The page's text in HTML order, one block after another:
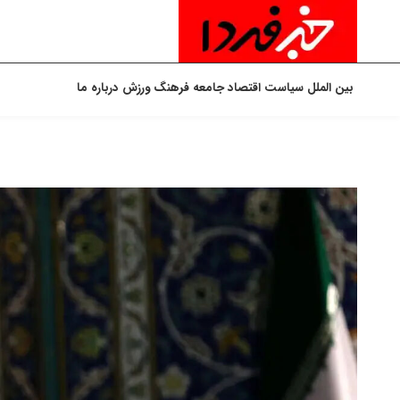
بین الملل سیاست اقتصادجامعه فرهنگورزش درباره ما